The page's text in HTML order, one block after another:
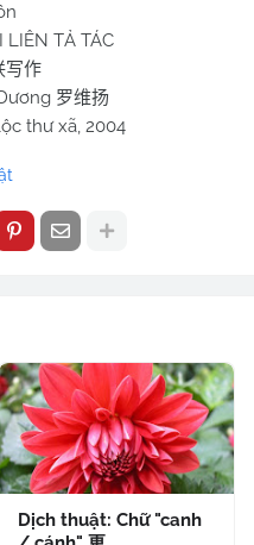
LIÊN TẢ TÁC
写作
罗维扬
thư xã, 2004
Dịch thuật: Chữ "canh